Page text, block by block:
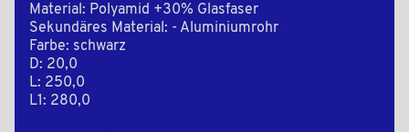
Material: Polyamid +30% Glasfaser
Sekundäres Material: - Aluminiumrohr
Farbe: schwarz
D: 20,0
L: 250,0
L1: 280,0